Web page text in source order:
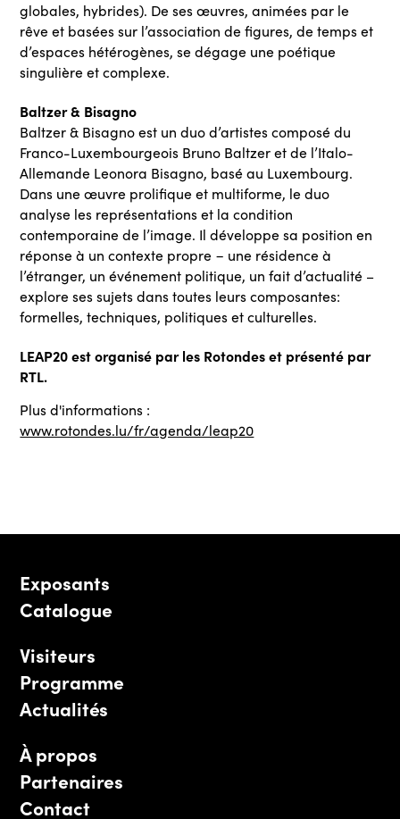
globales, hybrides). De ses œuvres, animées par le
rêve et basées sur l’association de figures, de temps et
d’espaces hétérogènes, se dégage une poétique
singulière et complexe.
Baltzer & Bisagno
Baltzer & Bisagno est un duo d’artistes composé du
Franco-Luxembourgeois Bruno Baltzer et de l’Italo-
Allemande Leonora Bisagno, basé au Luxembourg.
Dans une œuvre prolifique et multiforme, le duo
analyse les représentations et la condition
contemporaine de l’image. Il développe sa position en
réponse à un contexte propre − une résidence à
l’étranger, un événement politique, un fait d’actualité –
explore ses sujets dans toutes leurs composantes:
formelles, techniques, politiques et culturelles.
LEAP20 est organisé par les Rotondes et présenté par
RTL.
Plus d'informations :
www.rotondes.lu/fr/agenda/leap20
Exposants
Catalogue
Visiteurs
Programme
Actualités
À propos
Partenaires
Contact